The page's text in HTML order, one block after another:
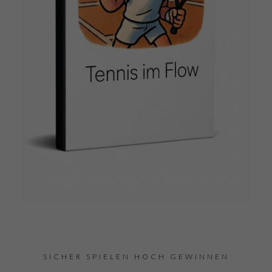
SICHER SPIELEN HOCH GEWINNEN